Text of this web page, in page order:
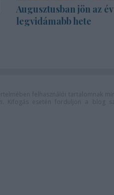
Augusztusban jön az év
legvidámabb hete